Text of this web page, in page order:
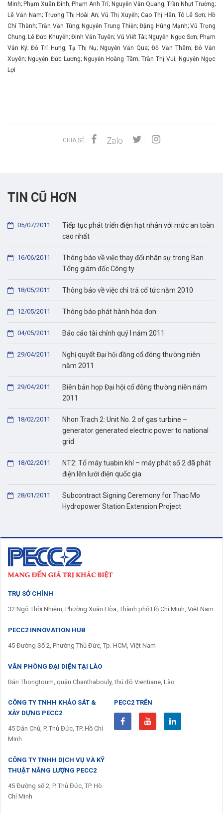
Minh; Phạm Xuân Đính; Phạm Anh Trí; Nguyễn Văn Quang; Trần Nhựt Trường;
Lê Văn Nam; Trương Thị Hoài An; Vũ Thị Xuyến; Cao Thị Hân; Tô Lê Sơn; Hồ
Chí Thành; Trần Văn Tùng; Nguyễn Trung Thiện; Đặng Hùng Mạnh; Vũ Trọng
Chung; Lê Đức Khuyến; Đinh Văn Tuyên; Vũ Viết Tài; Nguyễn Ngọc Sơn; Phạm
Văn Ký; Đỗ Trí Hưng; Tạ Thị Nụ; Nguyễn Văn Qua; Đỗ Văn Thêm; Đỗ Văn
Xuyên; Nguyễn Đức Lương; Nguyễn Hoàng Tâm; Trần Thị Vui; Nguyễn Ngọc
Lợi
CHIA SẺ:
TIN CŨ HƠN
Tiếp tục phát triển điện hạt nhân với mức an toàn
cao nhất
05/07/2011
Thông báo về việc thay đổi nhân sự trong Ban
Tổng giám đốc Công ty
16/06/2011
Thông báo về việc chi trả cổ tức năm 2010
18/05/2011
Thông báo phát hành hóa đơn
12/05/2011
Báo cáo tài chính quý I năm 2011
04/05/2011
Nghị quyết Đại hội đồng cổ đông thường niên
năm 2011
29/04/2011
Biên bản họp Đại hội cổ đông thường niên năm
2011
29/04/2011
Nhon Trach 2: Unit No. 2 of gas turbine –
generator generated electric power to national
grid
18/02/2011
NT2: Tổ máy tuabin khí – máy phát số 2 đã phát
điện lên lưới điện quốc gia
18/02/2011
Subcontract Signing Ceremony for Thac Mo
Hydropower Station Extension Project
28/01/2011
TRỤ SỞ CHÍNH
32 Ngô Thời Nhiệm, Phường Xuân Hòa, Thành phố Hồ Chí Minh, Việt Nam
PECC2 INNOVATION HUB
45 Đường Số 2, Phường Thủ Đức, Tp. HCM, Việt Nam
VĂN PHÒNG ĐẠI DIỆN TẠI LÀO
Bản Thongtoum, quận Chanthabouly, thủ đô Vientiane, Lào
CÔNG TY TNHH KHẢO SÁT &
XÂY DỰNG PECC2
45 Dân Chủ, P. Thủ Đức, TP. Hồ Chí
Minh
CÔNG TY TNHH DỊCH VỤ VÀ KỸ
THUẬT NĂNG LƯỢNG PECC2
45 Đường số 2, P. Thủ Đức, TP. Hò
Chí Minh
PECC2 TRÊN